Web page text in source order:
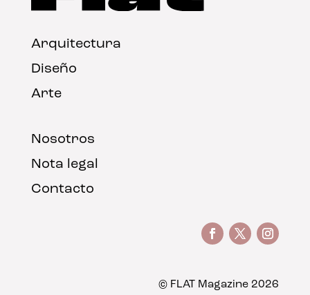
Arquitectura
Diseño
Arte
Nosotros
Nota legal
Contacto
© FLAT Magazine 2026